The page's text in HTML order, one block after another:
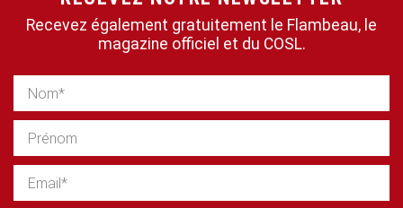
Recevez également gratuitement le Flambeau, le
magazine officiel et du COSL.